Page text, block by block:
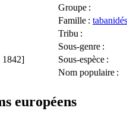
Groupe :
Famille :
Tribu :
Sous-genre :
1842] Sous-espèce :
Nom populaire :
européens